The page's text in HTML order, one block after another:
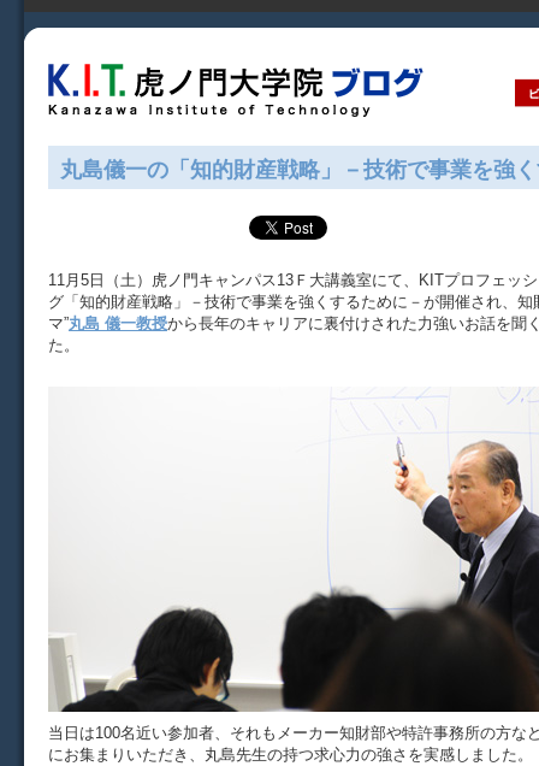
丸島儀一の「知的財産戦略」－技術で事業を強
11月5日（土）虎ノ門キャンパス13Ｆ大講義室にて、KITプロフェッ
グ「知的財産戦略」－技術で事業を強くするために－が開催され、知
マ”丸島 儀一教授から長年のキャリアに裏付けされた力強いお話を聞
た。
当日は100名近い参加者、それもメーカー知財部や特許事務所の方な
にお集まりいただき、丸島先生の持つ求心力の強さを実感しました。